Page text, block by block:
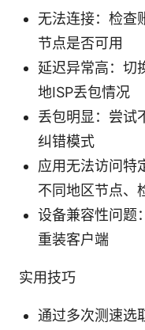
无法连接：检查
节点是否可用
延迟异常高：切
地ISP丢包情况
丢包明显：尝试
纠错模式
应用无法访问特
不同地区节点、
设备兼容性问题
重装客户端
实用技巧
通过多次测速选